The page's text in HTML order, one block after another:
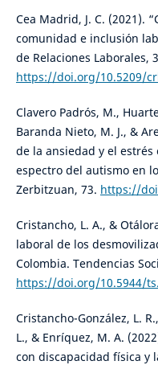
Cea Madrid, J. C. (2021).
comunidad e inclusión
de Relaciones Laborales,
https://doi.org/10.5209/
Clavero Padrós, M.,
Baranda Nieto, M. J., &
de la ansiedad y el
espectro del autismo en
Zerbitzuan, 73. https://
Cristancho, L. A., &
laboral de los
Colombia. Tendencias
https://doi.org/10.5944/
Cristancho-González, L.
L., & Enríquez, M. A.
con discapacidad física y